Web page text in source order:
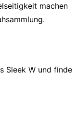
machen
Sleek W und finde